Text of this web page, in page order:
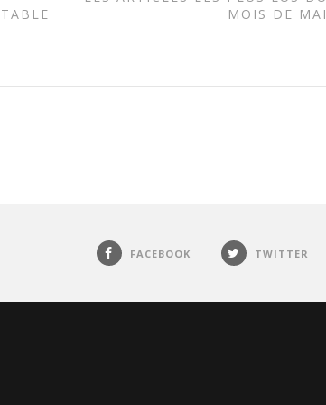
MOIS DE MAI
FACEBOOK TWITTER